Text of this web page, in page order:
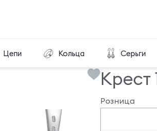
Цепи Кольца Серьги
Крест 13-001387-101000
Крест
Розница